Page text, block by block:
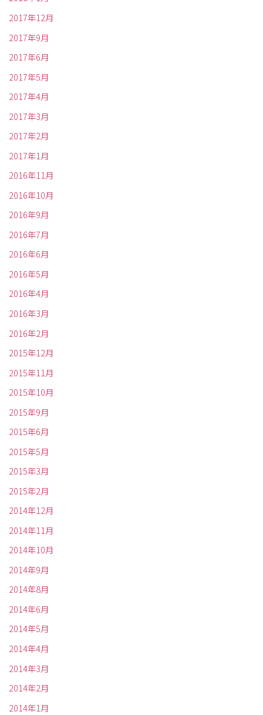
2017年12月
2017年9月
2017年6月
2017年5月
2017年4月
2017年3月
2017年2月
2017年1月
2016年11月
2016年10月
2016年9月
2016年7月
2016年6月
2016年5月
2016年4月
2016年3月
2016年2月
2015年12月
2015年11月
2015年10月
2015年9月
2015年6月
2015年5月
2015年3月
2015年2月
2014年12月
2014年11月
2014年10月
2014年9月
2014年8月
2014年6月
2014年5月
2014年4月
2014年3月
2014年2月
2014年1月